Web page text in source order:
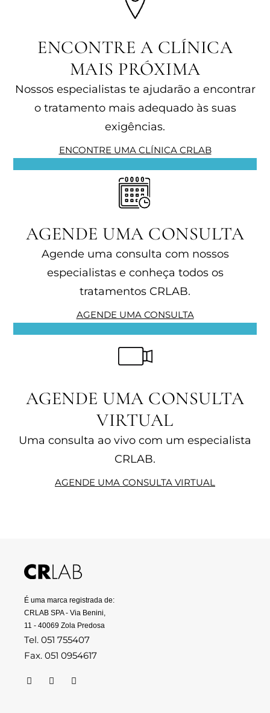
ENCONTRE A CLÍNICA
MAIS PRÓXIMA
Nossos especialistas te ajudarão a encontrar
o tratamento mais adequado às suas
exigências.
ENCONTRE UMA CLÍNICA CRLAB
AGENDE UMA CONSULTA
Agende uma consulta com nossos
especialistas e conheça todos os
tratamentos CRLAB.
AGENDE UMA CONSULTA
AGENDE UMA CONSULTA
VIRTUAL
Uma consulta ao vivo com um especialista
CRLAB.
AGENDE UMA CONSULTA VIRTUAL
É uma marca registrada de:
CRLAB SPA - Via Benini,
11 - 40069 Zola Predosa
Tel. 051 755407
Fax. 051 0954617